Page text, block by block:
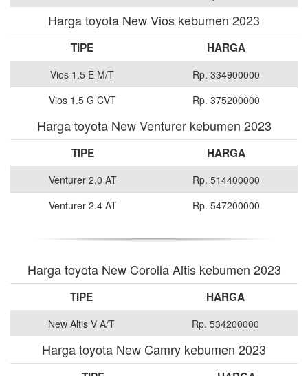
Harga toyota New Vios kebumen 2023
TIPE HARGA
Vios 1.5 E M/T
Rp. 334900000
Vios 1.5 G CVT
Rp. 375200000
Harga toyota New Venturer kebumen 2023
TIPE HARGA
Venturer 2.0 AT
Rp. 514400000
Venturer 2.4 AT
Rp. 547200000
Harga toyota New Corolla Altis kebumen 2023
TIPE HARGA
New Altis V A/T Rp. 534200000
Harga toyota New Camry kebumen 2023